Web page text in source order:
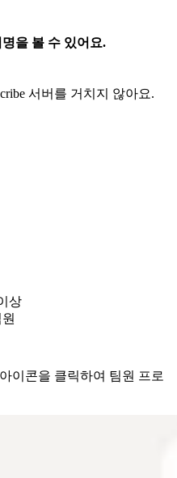
을 볼 수 있어요.
서버를 거치지 않아요.
상
이콘을 클릭하여 팀원 프로